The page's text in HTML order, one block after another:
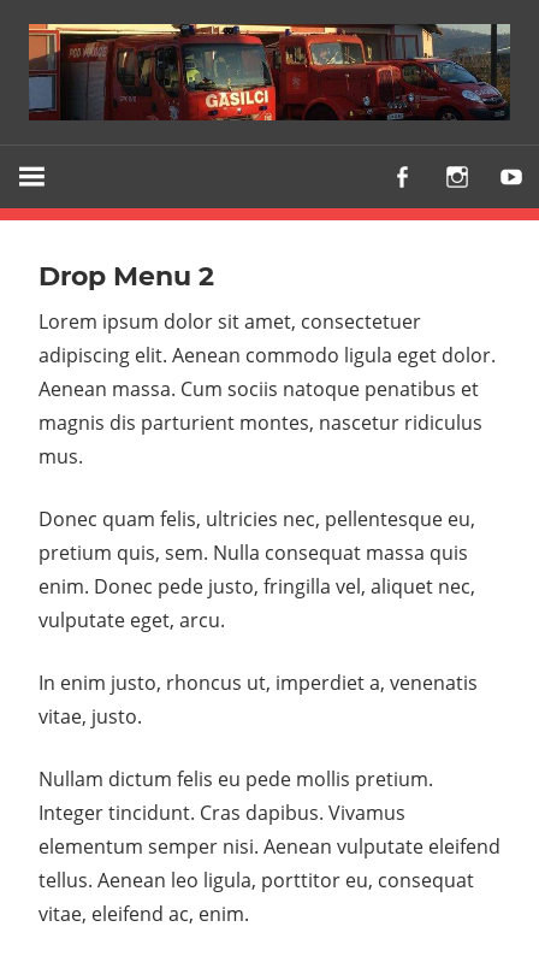
VODICE
vami
že
1903
Drop Menu 2
Lorem ipsum dolor sit amet, consectetuer
adipiscing elit. Aenean commodo ligula eget dolor.
Aenean massa. Cum sociis natoque penatibus et
magnis dis parturient montes, nascetur ridiculus
mus.
Donec quam felis, ultricies nec, pellentesque eu,
pretium quis, sem. Nulla consequat massa quis
enim. Donec pede justo, fringilla vel, aliquet nec,
vulputate eget, arcu.
In enim justo, rhoncus ut, imperdiet a, venenatis
vitae, justo.
Nullam dictum felis eu pede mollis pretium.
Integer tincidunt. Cras dapibus. Vivamus
elementum semper nisi. Aenean vulputate eleifend
tellus. Aenean leo ligula, porttitor eu, consequat
vitae, eleifend ac, enim.